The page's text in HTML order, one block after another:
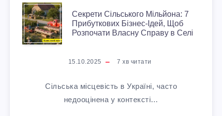
С
Е
Секрети Сільського Мільйона: 7
Прибуткових Бізнес-Ідей, Щоб
Розпочати Власну Справу в Селі
15.10.2025 7 хв читати
Сільська місцевість в Україні, часто
недооцінена у контексті…